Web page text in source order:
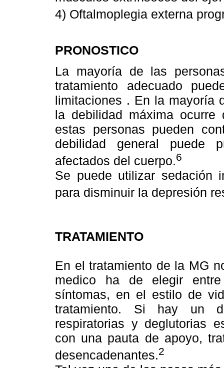
4) Oftalmoplegia externa
PRONOSTICO
La mayoría de las
tratamiento adecuado
limitaciones . En la mayoría
la debilidad máxima
estas personas pueden
debilidad general puede
afectados del cuerpo.6
Se puede utilizar sedación
para disminuir la depresión
TRATAMIENTO
En el tratamiento de la MG
medico ha de elegir
síntomas, en el estilo de
tratamiento. Si hay un
respiratorias y deglutorias
con una pauta de apoyo,
desencadenantes.2